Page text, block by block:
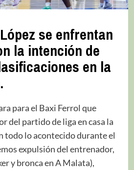
se enfrentan
la intención de
en la
para el Baxi Ferrol que
del partido de liga en casa la
todo lo acontecido durante el
expulsión del entrenador,
y bronca en A Malata),